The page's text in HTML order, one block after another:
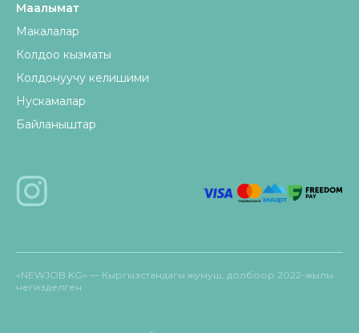
Маалымат
Макалалар
Колдоо кызматы
Колдонуучу келишими
Нускамалар
Байланыштар
«NEWJOB.KG» — Кыргызстандагы жумуш, долбоор 2022-жылы
негизделген